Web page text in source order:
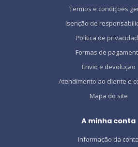
Termos e condições
Isenção de
Política de
Formas de
Envio e devolução
Atendimento ao cliente e
Mapa do site
A minha conta
Informação da conta